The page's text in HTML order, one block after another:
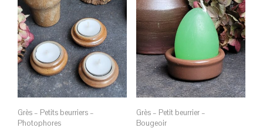
Grès – Petits beurriers –
Photophores
Grès – Petit beurrier –
Bougeoir